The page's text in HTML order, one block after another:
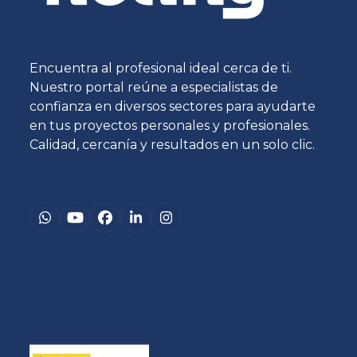
Encuentra al profesional ideal cerca de ti.
Nuestro portal reúne a especialistas de
confianza en diversos sectores para ayudarte
en tus proyectos personales y profesionales.
Calidad, cercanía y resultados en un solo clic.
Whatsapp
YouTubeFacebook
LinkedInInstagram